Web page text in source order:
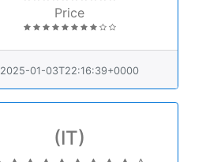
Price
2025-01-03T22:16:39+0000
(IT)